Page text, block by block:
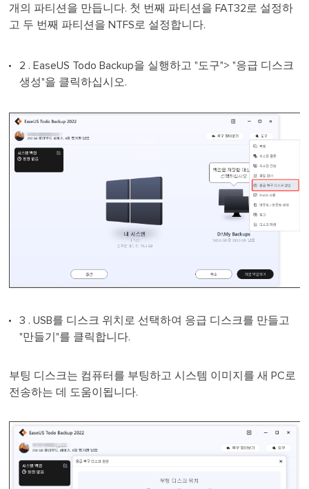
개의 파티션을 만듭니다. 첫 번째 파티션을 FAT32로 설정하
고 두 번째 파티션을 NTFS로 설정합니다.
2 . EaseUS Todo Backup을 실행하고 "도구"> "응급 디스크
생성"을 클릭하십시오.
3 . USB를 디스크 위치로 선택하여 응급 디스크를 만들고
"만들기"를 클릭합니다.
부팅 디스크는 컴퓨터를 부팅하고 시스템 이미지를 새 PC로
전송하는 데 도움이됩니다.